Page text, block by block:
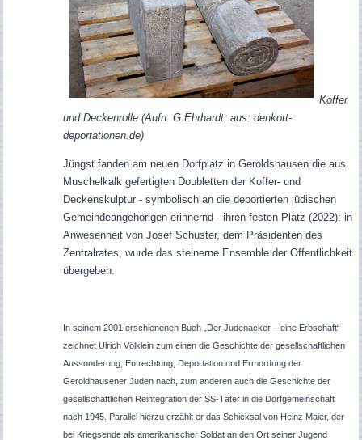
Koffer
und Deckenrolle (Aufn. G Ehrhardt, aus: denkort-
deportationen.de)
Jüngst fanden am neuen Dorfplatz in Geroldshausen die aus
Muschelkalk gefertigten Doubletten der Koffer- und
Deckenskulptur - symbolisch an die deportierten jüdischen
Gemeindeangehörigen erinnernd - ihren festen Platz (2022); in
Anwesenheit von Josef Schuster, dem Präsidenten des
Zentralrates, wurde das steinerne Ensemble der Öffentlichkeit
übergeben.
In seinem 2001 erschienenen Buch „Der Judenacker – eine Erbschaft“
zeichnet Ulrich Völklein zum einen die Geschichte der gesellschaftlichen
Aussonderung, Entrechtung, Deportation und Ermordung der
Geroldhausener Juden nach, zum anderen auch die Geschichte der
gesellschaftlichen Reintegration der SS-Täter in die Dorfgemeinschaft
nach 1945. Parallel hierzu erzählt er das Schicksal von Heinz Maier, der
bei Kriegsende als amerikanischer Soldat an den Ort seiner Jugend